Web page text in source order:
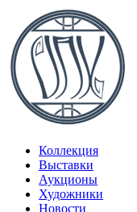
Коллекция
Выставки
Аукционы
Художники
Новости